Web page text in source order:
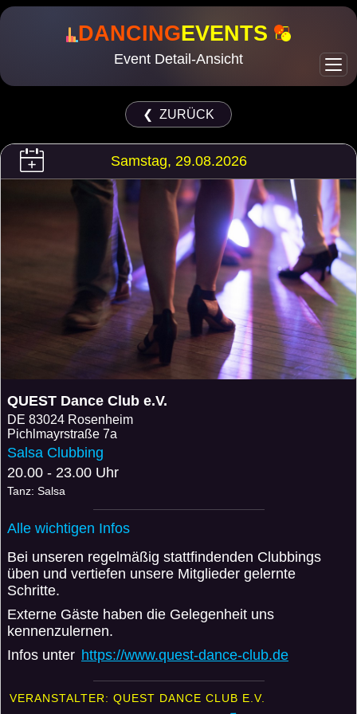
DANCINGEVENTS
Event Detail-Ansicht
❮ ZURÜCK
Samstag, 29.08.2026
QUEST Dance Club e.V.
DE 83024 Rosenheim
Pichlmayrstraße 7a
Salsa Clubbing
20.00 - 23.00 Uhr
Tanz: Salsa
Alle wichtigen Infos
Bei unseren regelmäßig stattfindenden Clubbings
üben und vertiefen unsere Mitglieder gelernte
Schritte.
Externe Gäste haben die Gelegenheit uns
kennenzulernen.
Infos unter https://www.quest-dance-club.de
VERANSTALTER: QUEST DANCE CLUB E.V.